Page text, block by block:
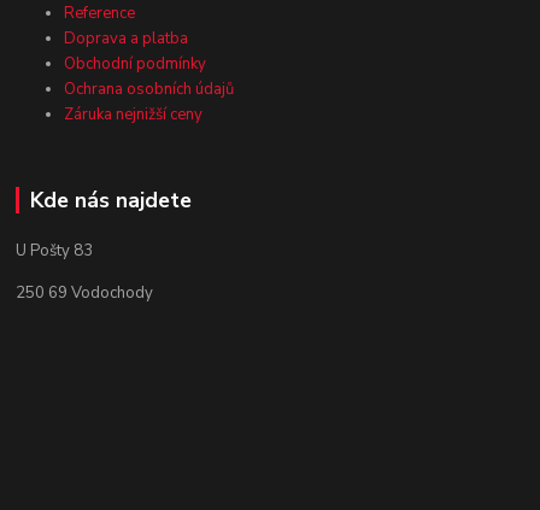
Reference
Doprava a platba
Obchodní podmínky
Ochrana osobních údajů
Záruka nejnižší ceny
Kde nás najdete
U Pošty 83
250 69 Vodochody